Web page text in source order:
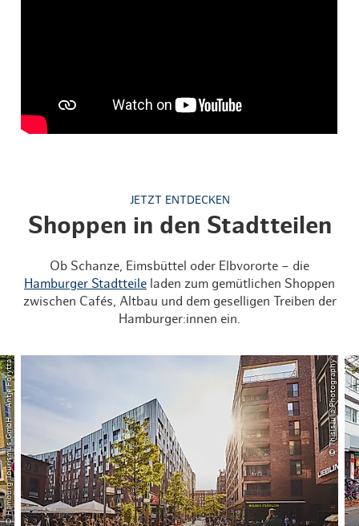
JETZT ENTDECKEN
Shoppen in den Stadtteilen
Ob Schanze, Eimsbüttel oder Elbvororte – die
Hamburger Stadtteile laden zum gemütlichen Shoppen
zwischen Cafés, Altbau und dem geselligen Treiben der
Hamburger:innen ein.
© Hamburg Tourismus GmbH / Antje Forytta © ThisIsJulia Photography